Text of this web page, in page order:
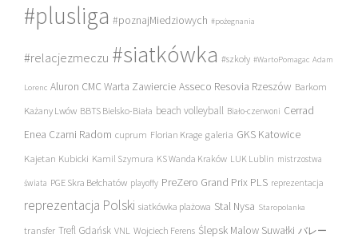
#plusliga #poznajMiedziowych #pożegnania
#relacjezmeczu #siatkówka #szkoły #WartoPomagac Adam
Lorenc Aluron CMC Warta Zawiercie Asseco Resovia Rzeszów Barkom
Każany Lwów BBTS Bielsko-Biała beach volleyball Biało-czerwoni Cerrad
Enea Czarni Radom cuprum Florian Krage galeria GKS Katowice
Kajetan Kubicki Kamil Szymura KS Wanda Kraków LUK Lublin mistrzostwa
świata PGE Skra Bełchatów playoffy PreZero Grand Prix PLS reprezentacja
reprezentacja Polski siatkówka plażowa Stal Nysa Staropolanka
transfer Trefl Gdańsk VNL Wojciech Ferens Ślepsk Malow Suwałki バレー